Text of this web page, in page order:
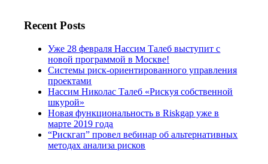
Recent Posts
Уже 28 февраля Нассим Талеб выступит с
новой программой в Москве!
Системы риск-ориентированного управления
проектами
Нассим Николас Талеб «Рискуя собственной
шкурой»
Новая функциональность в Riskgap уже в
марте 2019 года
“Рискгап” провел вебинар об альтернативных
методах анализа рисков